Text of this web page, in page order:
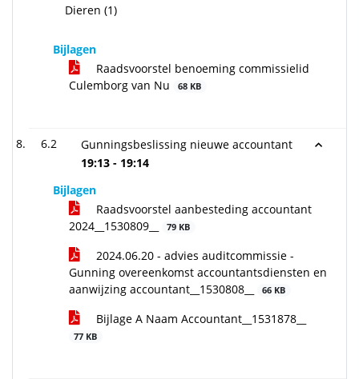
Dieren (1)
Bijlagen
Raadsvoorstel benoeming commissielid
Culemborg van Nu
68 KB
6.2
Gunningsbeslissing nieuwe accountant
19:13 - 19:14
Bijlagen
Raadsvoorstel aanbesteding accountant
2024__1530809__
79 KB
2024.06.20 - advies auditcommissie -
Gunning overeenkomst accountantsdiensten en
aanwijzing accountant__1530808__
66 KB
Bijlage A Naam Accountant__1531878__
77 KB